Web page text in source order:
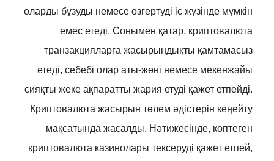
оларды бұзуды немесе өзгертуді іс жүзінде мүмкін
емес етеді. Сонымен қатар, криптовалюта
транзакцияларға жасырындықты қамтамасыз
етеді, себебі олар аты-жөні немесе мекенжайы
сияқты жеке ақпаратты жария етуді қажет етпейді.
Криптовалюта жасырын төлем әдістерін кеңейту
мақсатында жасалды. Нәтижесінде, көптеген
криптовалюта казинолары тексеруді қажет етпей,